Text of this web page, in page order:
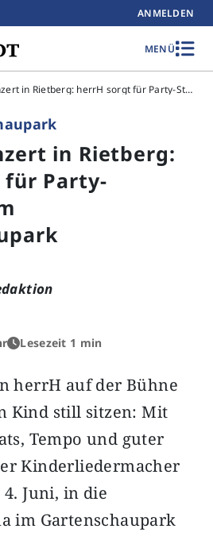
ANMELDEN
MENÜ
Familienkonzert in Rietberg: herrH sorgt für Party-Stimmung im Gartenschaupark
in Rietberg:
Party-
Lesezeit 1 min
herrH auf der Bühne
Kind still sitzen: Mit
Tempo und guter
Kinderliedermacher
Juni, in die
im Gartenschaupark